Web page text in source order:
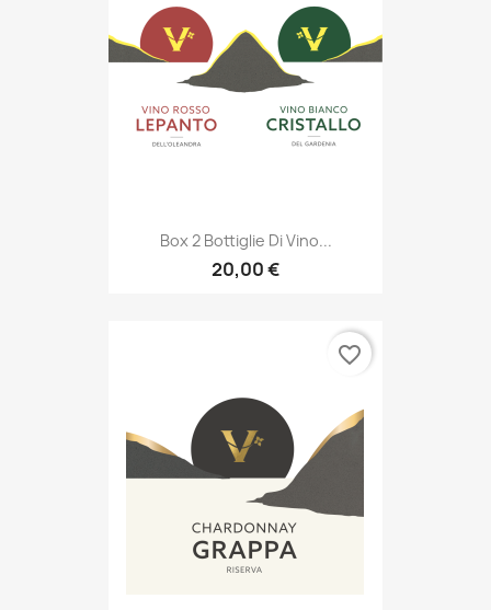
Box 2 Bottiglie Di Vino...
20,00 €
favorite_border